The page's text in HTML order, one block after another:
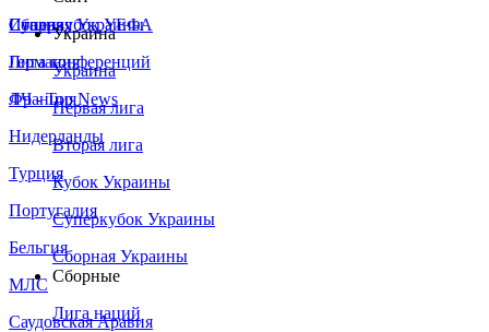
Сборная Украины
Италия
Германия
Франция
Нидерланды
Турция
Португалия
Бельгия
МЛС
Саудовская Аравия
Суперкубок УЕФА
Лига конференций
ЛЧ - Top News
Украина
Украина
Первая лига
Вторая лига
Кубок Украины
Суперкубок Украины
Сборная Украины
Сборные
Лига наций